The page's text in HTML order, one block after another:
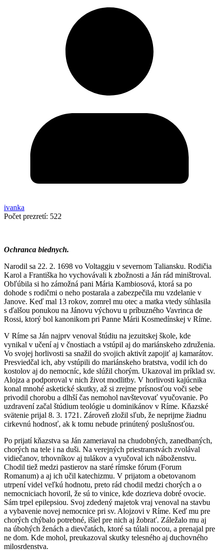
ivanka
Počet prezretí: 522
Ochranca biednych.
Narodil sa 22. 2. 1698 vo Voltaggiu v severnom Taliansku. Rodičia
Karol a Františka ho vychovávali k zbožnosti a Ján rád miništroval.
Obľúbila si ho zámožná pani Mária Kambiosová, ktorá sa po
dohode s rodičmi o neho postarala a zabezpečila mu vzdelanie v
Janove. Keď mal 13 rokov, zomrel mu otec a matka vtedy súhlasila
s ďalšou ponukou na Jánovu výchovu u príbuzného Vavrinca de
Rossi, ktorý bol kanonikom pri Panne Márii Kosmedínskej v Ríme.
V Ríme sa Ján najprv venoval štúdiu na jezuitskej škole, kde
vynikal v učení aj v čnostiach a vstúpil aj do mariánskeho združenia.
Vo svojej horlivosti sa snažil do svojich aktivít zapojiť aj kamarátov.
Presviedčal ich, aby vstúpili do mariánskeho bratstva, vodil ich do
kostolov aj do nemocníc, kde slúžil chorým. Ukazoval im príklad sv.
Alojza a podporoval v nich život modlitby. V horlivosti kajúcnika
konal mnohé asketické skutky, až si zrejme prísnosťou voči sebe
privodil chorobu a dlhší čas nemohol navštevovať vyučovanie. Po
uzdravení začal štúdium teológie u dominikánov v Ríme. Kňazské
svätenie prijal 8. 3. 1721. Zároveň zložil sľub, že neprijme žiadnu
cirkevnú hodnosť, ak k tomu nebude prinútený poslušnosťou.
Po prijatí kňazstva sa Ján zameriaval na chudobných, zanedbaných,
chorých na tele i na duši. Na verejných priestranstvách zvolával
vidiečanov, trhovníkov aj tulákov a vyučoval ich náboženstvu.
Chodil tiež medzi pastierov na staré rímske fórum (Forum
Romanum) a aj ich učil katechizmu. V prijatom a obetovanom
utrpení videl veľkú hodnotu, preto rád chodil medzi chorých a o
nemocniciach hovoril, že sú to vinice, kde dozrieva dobré ovocie.
Sám trpel epilepsiou. Svoj zdedený majetok vraj venoval na stavbu
a vybavenie novej nemocnice pri sv. Alojzovi v Ríme. Keď mu pre
chorých chýbalo potrebné, išiel pre nich aj žobrať. Záležalo mu aj
na úbohých ženách a dievčatách, ktoré sa túlali nocou, a prenajal pre
ne dom. Kde mohol, preukazoval skutky telesného aj duchovného
milosrdenstva.